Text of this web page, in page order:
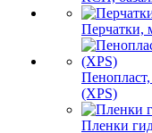
Перчатки,
(XPS)
Пленки